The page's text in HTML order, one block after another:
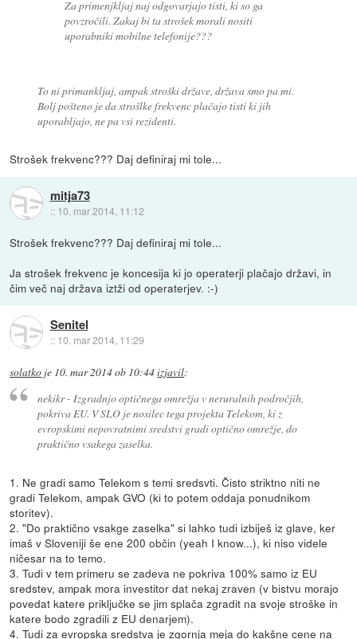
Za primenjkljaj naj odgovarjajo tisti, ki so ga
povzročili. Zakaj bi ta strošek morali nositi
uporabniki mobilne telefonije???
To ni primankljaj, ampak stroški države, država smo pa mi.
Bolj pošteno je da strošlke frekvenc plačajo tisti ki jih
uporabljajo, ne pa vsi rezidenti.
Strošek frekvenc??? Daj definiraj mi tole...
mitja73
:: 10. mar 2014, 11:12
Strošek frekvenc??? Daj definiraj mi tole...
Ja strošek frekvenc je koncesija ki jo operaterji plačajo državi, in
čim več naj država iztži od operaterjev. :-)
Senitel
:: 10. mar 2014, 11:29
solatko je 10. mar 2014 ob 10:44izjavil:
nekikr - Izgradnjo optičnega omrežja v neruralnih področjih,
pokriva EU. V SLO je nosilec tega projekta Telekom, ki z
evropskimi nepovratnimi sredstvi gradi optično omrežje, do
praktično vsakega zaselka.
1. Ne gradi samo Telekom s temi sredsvti. Čisto striktno niti ne
gradi Telekom, ampak GVO (ki to potem oddaja ponudnikom
storitev).
2. "Do praktično vsakge zaselka" si lahko tudi izbiješ iz glave, ker
imaš v Sloveniji še ene 200 občin (yeah I know...), ki niso videle
ničesar na to temo.
3. Tudi v tem primeru se zadeva ne pokriva 100% samo iz EU
sredstev, ampak mora investitor dat nekaj zraven (v bistvu morajo
povedat katere priključke se jim splača zgradit na svoje stroške in
katere bodo zgradili z EU denarjem).
4. Tudi za evropska sredstva je zgornja meja do kakšne cene na